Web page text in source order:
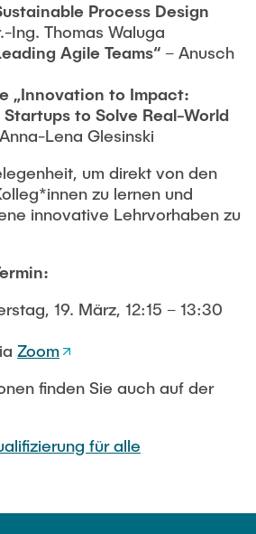
Process Design
Ing. Thomas Waluga
Agile Teams“ – Anusch
„Innovation to Impact:
to Solve Real-World
Lena Glesinski
um direkt von den
zu lernen und
innovative Lehrvorhaben zu
19. März, 12:15 – 13:30
Zoom
finden Sie auch auf der
für alle